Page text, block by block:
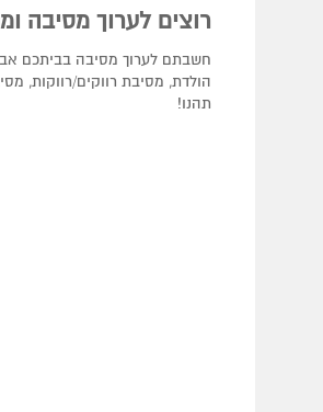
רוצים לערוך מסיבה
חשבתם לערוך מסיבה בביתכם
הולדת, מסיבת רווקים/רווקות,
תהנו!